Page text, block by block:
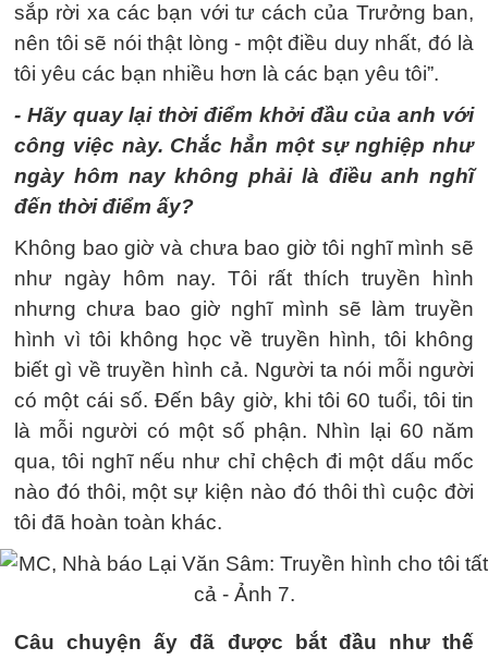
sắp rời xa các bạn với tư cách của Trưởng ban,
nên tôi sẽ nói thật lòng - một điều duy nhất, đó là
tôi yêu các bạn nhiều hơn là các bạn yêu tôi”.
- Hãy quay lại thời điểm khởi đầu của anh với
công việc này. Chắc hẳn một sự nghiệp như
ngày hôm nay không phải là điều anh nghĩ
đến thời điểm ấy?
Không bao giờ và chưa bao giờ tôi nghĩ mình sẽ
như ngày hôm nay. Tôi rất thích truyền hình
nhưng chưa bao giờ nghĩ mình sẽ làm truyền
hình vì tôi không học về truyền hình, tôi không
biết gì về truyền hình cả. Người ta nói mỗi người
có một cái số. Đến bây giờ, khi tôi 60 tuổi, tôi tin
là mỗi người có một số phận. Nhìn lại 60 năm
qua, tôi nghĩ nếu như chỉ chệch đi một dấu mốc
nào đó thôi, một sự kiện nào đó thôi thì cuộc đời
tôi đã hoàn toàn khác.
Câu chuyện ấy đã được bắt đầu như thế